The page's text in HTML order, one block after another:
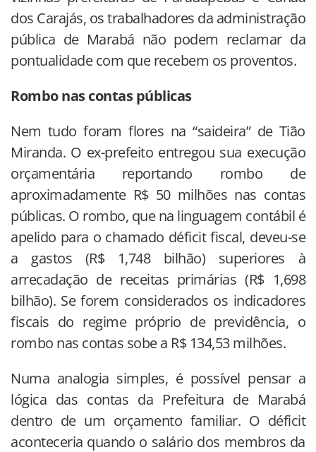
dos Carajás, os trabalhadores da administração
pública de Marabá não podem reclamar da
pontualidade com que recebem os proventos.
Rombo nas contas públicas
Nem tudo foram flores na “saideira” de Tião
Miranda. O ex-prefeito entregou sua execução
orçamentária reportando rombo de
aproximadamente R$ 50 milhões nas contas
públicas. O rombo, que na linguagem contábil é
apelido para o chamado déficit fiscal, deveu-se
a gastos (R$ 1,748 bilhão) superiores à
arrecadação de receitas primárias (R$ 1,698
bilhão). Se forem considerados os indicadores
fiscais do regime próprio de previdência, o
rombo nas contas sobe a R$ 134,53 milhões.
Numa analogia simples, é possível pensar a
lógica das contas da Prefeitura de Marabá
dentro de um orçamento familiar. O déficit
aconteceria quando o salário dos membros da